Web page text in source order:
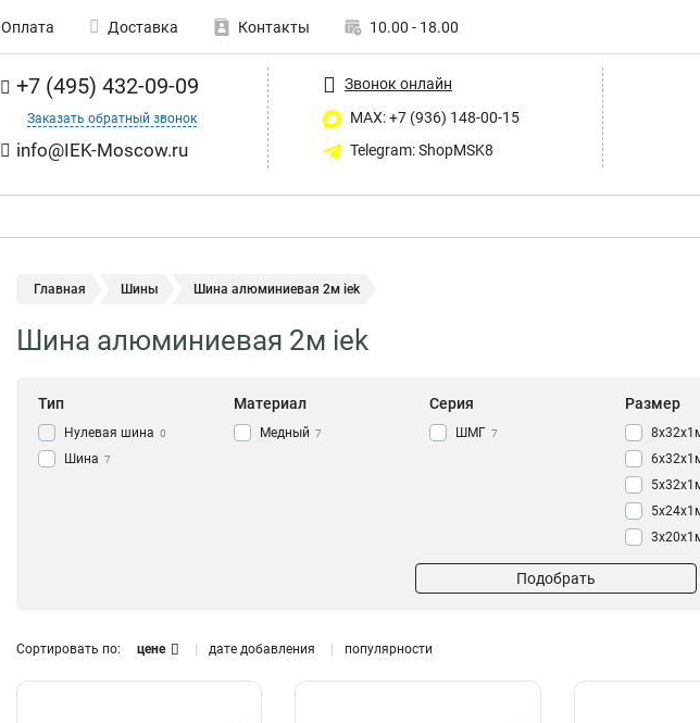
Оплата Доставка Контакты 10.00 - 18.00
+7 (495) 432-09-09
Заказать обратный звонок
info@IEK-Moscow.ru
Звонок онлайн
MAX: +7 (936) 148-00-15
Telegram: ShopMSK8
Главная Шины Шина алюминиевая 2м iek
Шина алюминиевая 2м iek
Тип
Нулевая шина 0
Шина 7
Материал
Медный 7
Серия
ШМГ 7
Размер
Подобрать
Сортировать по: цене дате добавления популярности